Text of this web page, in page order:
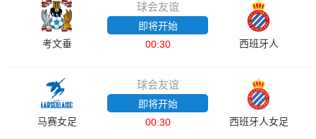
考文垂
球会友谊
即将开始
00:30
西班牙人
马赛女足
球会友谊
即将开始
00:30
西班牙人女足